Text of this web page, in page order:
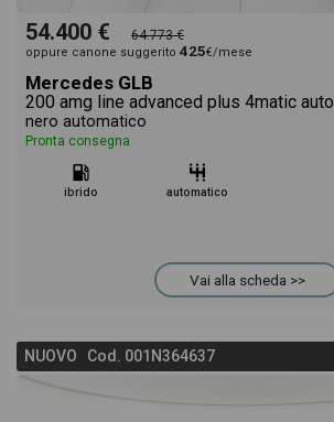
54.400 € 64.773 €
oppure canone suggerito 425€/mese
Mercedes GLB
200 amg line advanced plus 4matic auto
nero automatico
Pronta consegna
ibrido automatico
Vai alla scheda >>
NUOVO Cod. 001N364637